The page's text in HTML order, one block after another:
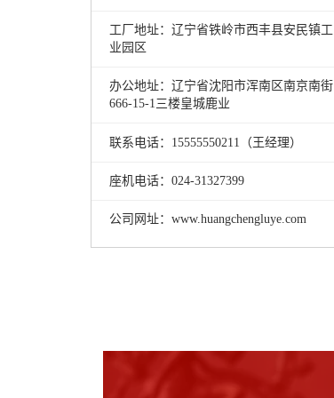
工厂地址：辽宁省铁岭市西丰县安民镇工
业园区
办公地址：辽宁省沈阳市浑南区南京南街
666-15-1三楼皇城鹿业
联系电话：15555550211（王经理）
座机电话：024-31327399
公司网址：www.huangchengluye.com